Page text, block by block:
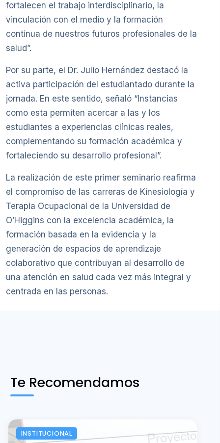
fortalecen el trabajo interdisciplinario, la
vinculación con el medio y la formación
continua de nuestros futuros profesionales de la
salud”.
Por su parte, el Dr. Julio Hernández destacó la
activa participación del estudiantado durante la
jornada. En este sentido, señaló “Instancias
como esta permiten acercar a las y los
estudiantes a experiencias clínicas reales,
complementando su formación académica y
fortaleciendo su desarrollo profesional”.
La realización de este primer seminario reafirma
el compromiso de las carreras de Kinesiología y
Terapia Ocupacional de la Universidad de
O’Higgins con la excelencia académica, la
formación basada en la evidencia y la
generación de espacios de aprendizaje
colaborativo que contribuyan al desarrollo de
una atención en salud cada vez más integral y
centrada en las personas.
Te Recomendamos
INSTITUCIONAL